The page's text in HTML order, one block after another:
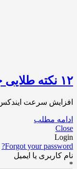
۱۲ نکته طلایی جهت افزایش سرعت ایندکس مطالب در گوگل
افزایش سرعت
ادامه مطلب
Close
Login
Forgot your password?
نام کاربری یا ایمیل
*